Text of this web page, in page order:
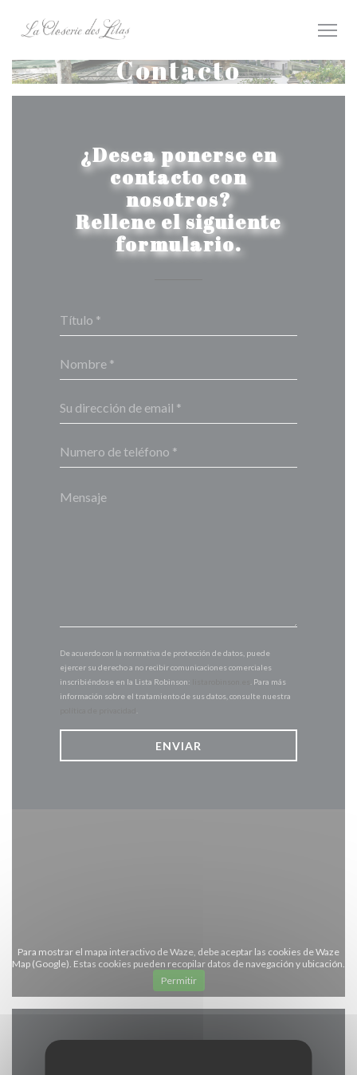
Contacto
¿Desea ponerse en
contacto con
nosotros?
Rellene el siguiente
formulario.
De acuerdo con la normativa de protección de datos, puede
ejercer su derecho a no recibir comunicaciones comerciales
inscribiéndose en la Lista Robinson:
. Para más
información sobre el tratamiento de sus datos, consulte nuestra
Para mostrar el mapa interactivo de Waze, debe aceptar las cookies de Waze
Map (Google). Estas cookies pueden recopilar datos de navegación y ubicación.
Permitir